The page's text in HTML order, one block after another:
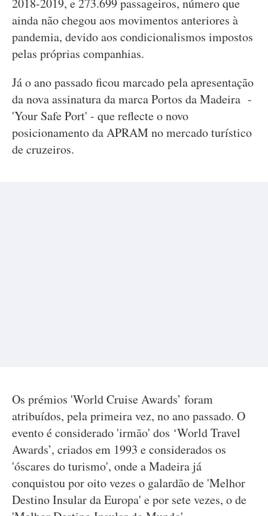
2018-2019, e 273.699 passageiros, número que
ainda não chegou aos movimentos anteriores à
pandemia, devido aos condicionalismos impostos
pelas próprias companhias.
Já o ano passado ficou marcado pela apresentação
da nova assinatura da marca Portos da Madeira -
'Your Safe Port' - que reflecte o novo
posicionamento da APRAM no mercado turístico
de cruzeiros.
Os prémios 'World Cruise Awards’ foram
atribuídos, pela primeira vez, no ano passado. O
evento é considerado 'irmão' dos ‘World Travel
Awards’, criados em 1993 e considerados os
'óscares do turismo', onde a Madeira já
conquistou por oito vezes o galardão de 'Melhor
Destino Insular da Europa' e por sete vezes, o de